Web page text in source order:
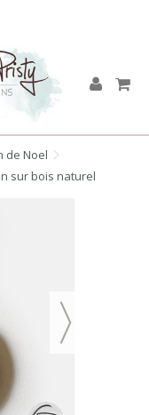
de Noel
sur bois naturel